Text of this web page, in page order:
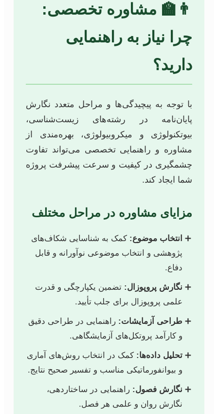
👨‍🏫 مشاوره تخصصی:
چرا نیاز به راهنمایی
دارید؟
با توجه به پیچیدگی‌ها و مراحل متعدد نگارش
پایان‌نامه در رشته‌های زیست‌شناسی،
بیوتکنولوژی و میکروبیولوژی، بهره‌مندی از
مشاوره و راهنمایی تخصصی می‌تواند تفاوت
چشمگیری در کیفیت و سرعت پیشرفت پروژه
شما ایجاد کند.
مزایای مشاوره در مراحل مختلف
انتخاب موضوع: کمک به شناسایی شکاف‌های
پژوهشی و انتخاب موضوعی نوآورانه و قابل
دفاع.
نگارش پروپوزال: تضمین یکپارچگی و قدرت
علمی پروپوزال برای جلب تأیید.
طراحی آزمایشات: راهنمایی در طراحی دقیق
و کارآمد پروتکل‌های آزمایشگاهی.
تحلیل داده‌ها: کمک در انتخاب روش‌های آماری
و بیوانفورماتیکی مناسب و تفسیر صحیح نتایج.
نگارش فصول: راهنمایی در ساختاردهی،
نگارش روان و علمی هر فصل.